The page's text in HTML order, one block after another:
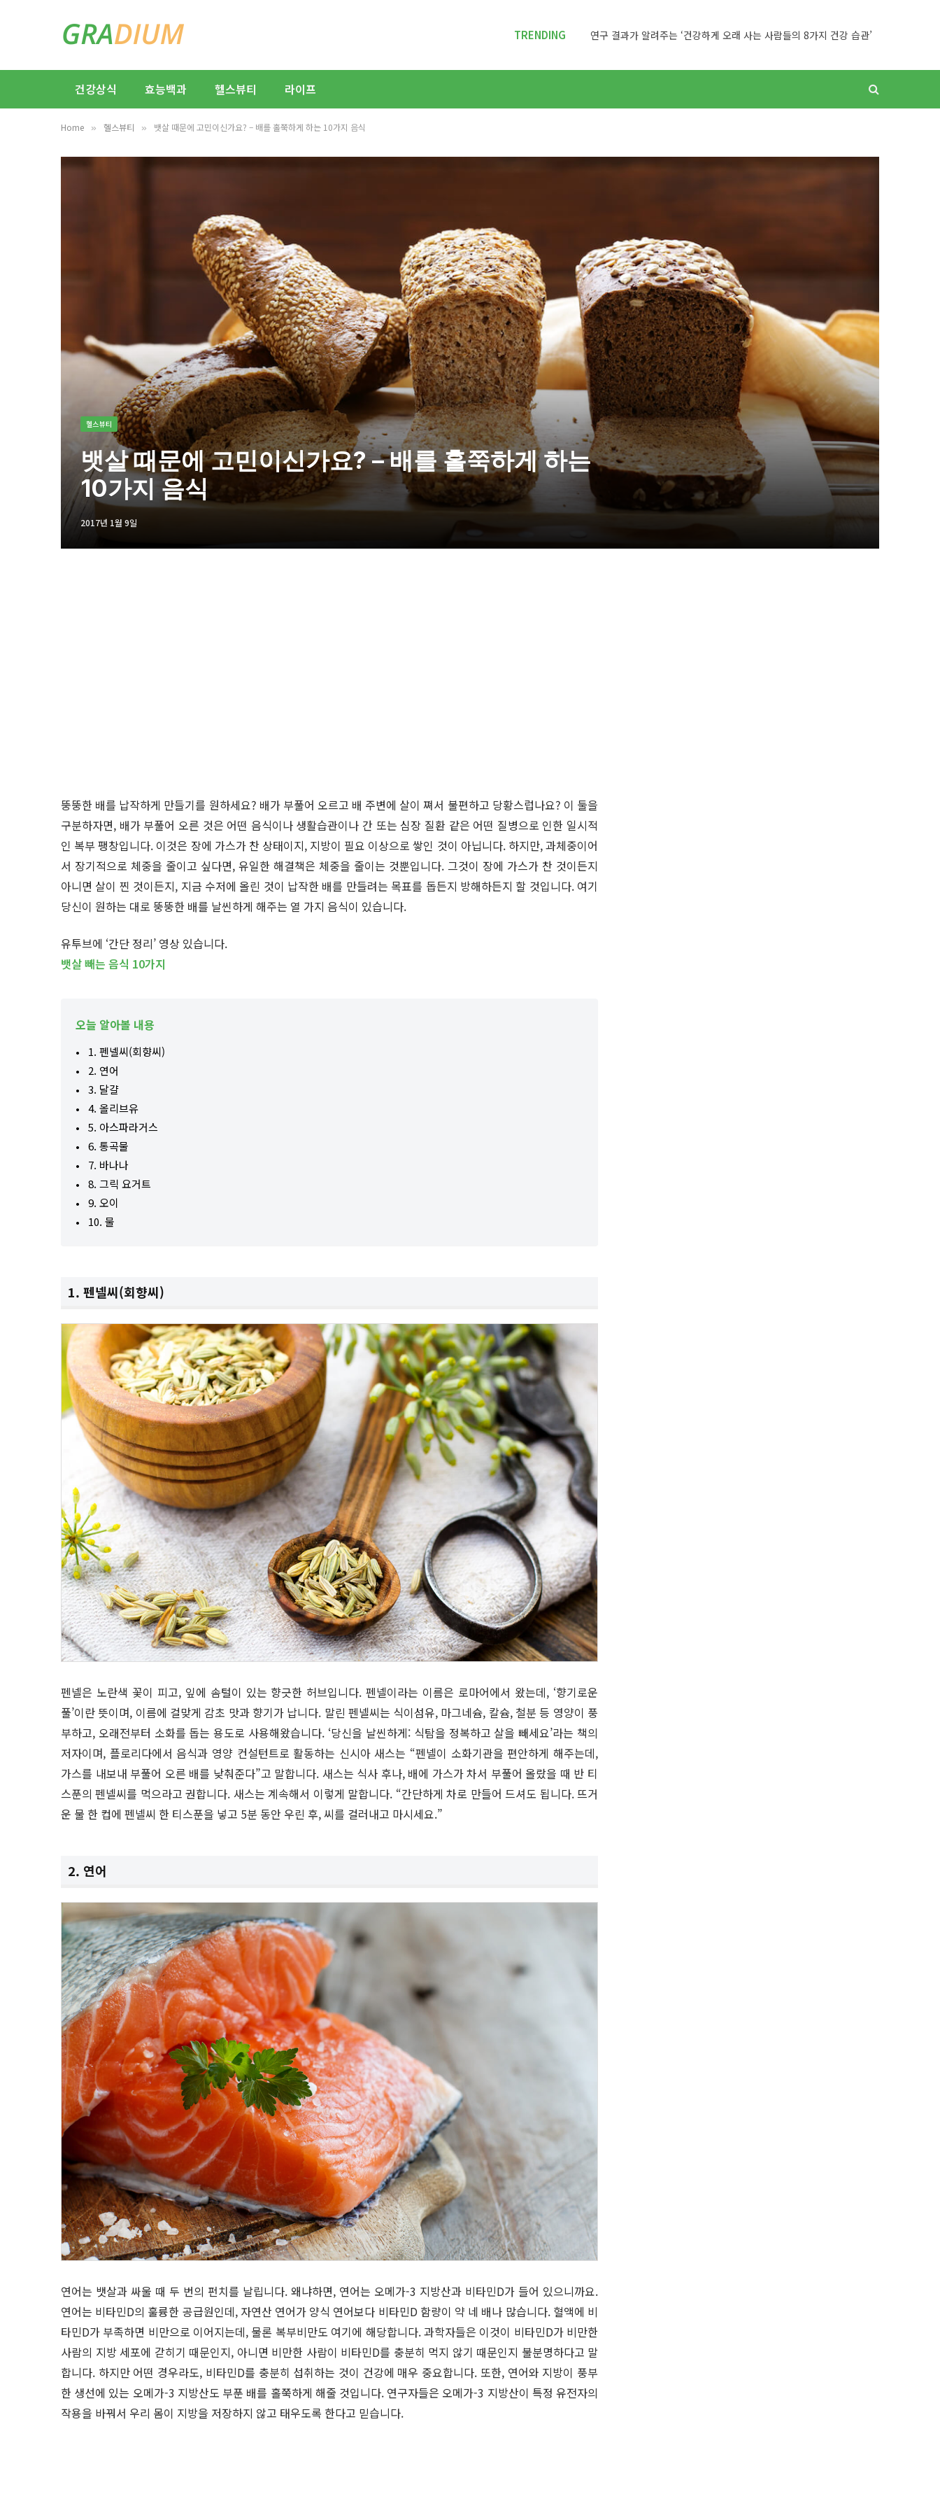
TRENDING 연구 결과가 알려주는 ‘건강하게 오래 사는 사람들의 8가지 건강 습관’
건강상식 효능백과 헬스뷰티 라이프
Home » 헬스뷰티 » 뱃살 때문에 고민이신가요? – 배를 홀쭉하게 하는 10가지 음식
헬스뷰티
뱃살 때문에 고민이신가요? – 배를 홀쭉하게 하는
10가지 음식
2017년 1월 9일
뚱뚱한 배를 납작하게 만들기를 원하세요? 배가 부풀어 오르고 배 주변에 살이 쪄서 불편하고 당황스럽나요? 이 둘을
구분하자면, 배가 부풀어 오른 것은 어떤 음식이나 생활습관이나 간 또는 심장 질환 같은 어떤 질병으로 인한 일시적
인 복부 팽창입니다. 이것은 장에 가스가 찬 상태이지, 지방이 필요 이상으로 쌓인 것이 아닙니다. 하지만, 과체중이어
서 장기적으로 체중을 줄이고 싶다면, 유일한 해결책은 체중을 줄이는 것뿐입니다. 그것이 장에 가스가 찬 것이든지
아니면 살이 찐 것이든지, 지금 수저에 올린 것이 납작한 배를 만들려는 목표를 돕든지 방해하든지 할 것입니다. 여기
당신이 원하는 대로 뚱뚱한 배를 날씬하게 해주는 열 가지 음식이 있습니다.
유투브에 ‘간단 정리’ 영상 있습니다.
뱃살 빼는 음식 10가지
오늘 알아볼 내용
1. 펜넬씨(회향씨)
2. 연어
3. 달걀
4. 올리브유
5. 아스파라거스
6. 통곡물
7. 바나나
8. 그릭 요거트
9. 오이
10. 물
1. 펜넬씨(회향씨)
펜넬은 노란색 꽃이 피고, 잎에 솜털이 있는 향긋한 허브입니다. 펜넬이라는 이름은 로마어에서 왔는데, ‘향기로운
풀’이란 뜻이며, 이름에 걸맞게 감초 맛과 향기가 납니다. 말린 펜넬씨는 식이섬유, 마그네슘, 칼슘, 철분 등 영양이 풍
부하고, 오래전부터 소화를 돕는 용도로 사용해왔습니다. ‘당신을 날씬하게: 식탐을 정복하고 살을 빼세요’라는 책의
저자이며, 플로리다에서 음식과 영양 컨설턴트로 활동하는 신시아 새스는 “펜넬이 소화기관을 편안하게 해주는데,
가스를 내보내 부풀어 오른 배를 낮춰준다”고 말합니다. 새스는 식사 후나, 배에 가스가 차서 부풀어 올랐을 때 반 티
스푼의 펜넬씨를 먹으라고 권합니다. 새스는 계속해서 이렇게 말합니다. “간단하게 차로 만들어 드셔도 됩니다. 뜨거
운 물 한 컵에 펜넬씨 한 티스푼을 넣고 5분 동안 우린 후, 씨를 걸러내고 마시세요.”
2. 연어
연어는 뱃살과 싸울 때 두 번의 펀치를 날립니다. 왜냐하면, 연어는 오메가-3 지방산과 비타민D가 들어 있으니까요.
연어는 비타민D의 훌륭한 공급원인데, 자연산 연어가 양식 연어보다 비타민D 함량이 약 네 배나 많습니다. 혈액에 비
타민D가 부족하면 비만으로 이어지는데, 물론 복부비만도 여기에 해당합니다. 과학자들은 이것이 비타민D가 비만한
사람의 지방 세포에 갇히기 때문인지, 아니면 비만한 사람이 비타민D를 충분히 먹지 않기 때문인지 불분명하다고 말
합니다. 하지만 어떤 경우라도, 비타민D를 충분히 섭취하는 것이 건강에 매우 중요합니다. 또한, 연어와 지방이 풍부
한 생선에 있는 오메가-3 지방산도 부푼 배를 홀쭉하게 해줄 것입니다. 연구자들은 오메가-3 지방산이 특정 유전자의
작용을 바꿔서 우리 몸이 지방을 저장하지 않고 태우도록 한다고 믿습니다.